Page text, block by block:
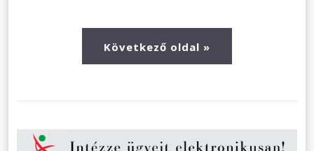
Következő oldal »